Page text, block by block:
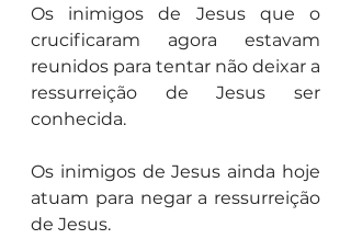
Os inimigos de Jesus que o
crucificaram agora estavam
reunidos para tentar não deixar a
ressurreição de Jesus ser
conhecida.
Os inimigos de Jesus ainda hoje
atuam para negar a ressurreição
de Jesus.